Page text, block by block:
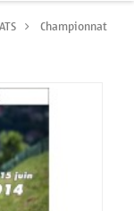
> Championnat